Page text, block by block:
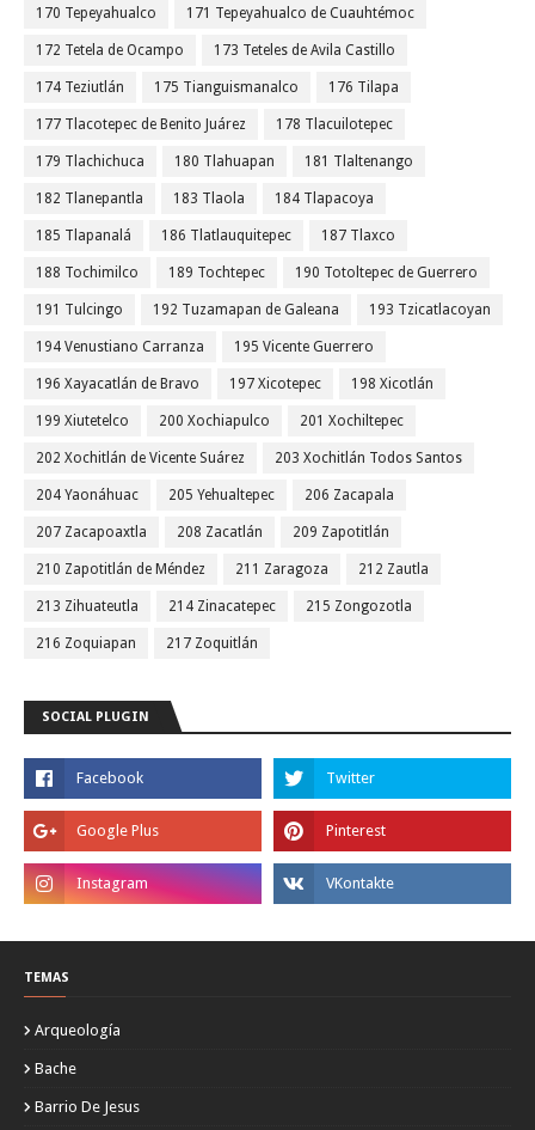
170 Tepeyahualco 171 Tepeyahualco de Cuauhtémoc
172 Tetela de Ocampo 173 Teteles de Avila Castillo
174 Teziutlán 175 Tianguismanalco 176 Tilapa
177 Tlacotepec de Benito Juárez 178 Tlacuilotepec
179 Tlachichuca 180 Tlahuapan 181 Tlaltenango
182 Tlanepantla 183 Tlaola 184 Tlapacoya
185 Tlapanalá 186 Tlatlauquitepec 187 Tlaxco
188 Tochimilco 189 Tochtepec 190 Totoltepec de Guerrero
191 Tulcingo 192 Tuzamapan de Galeana 193 Tzicatlacoyan
194 Venustiano Carranza 195 Vicente Guerrero
196 Xayacatlán de Bravo 197 Xicotepec 198 Xicotlán
199 Xiutetelco 200 Xochiapulco 201 Xochiltepec
202 Xochitlán de Vicente Suárez 203 Xochitlán Todos Santos
204 Yaonáhuac 205 Yehualtepec 206 Zacapala
207 Zacapoaxtla 208 Zacatlán 209 Zapotitlán
210 Zapotitlán de Méndez 211 Zaragoza 212 Zautla
213 Zihuateutla 214 Zinacatepec 215 Zongozotla
216 Zoquiapan 217 Zoquitlán
SOCIAL PLUGIN
TEMAS
Arqueología
Bache
Barrio De Jesus